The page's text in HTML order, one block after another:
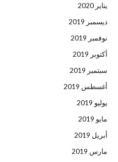
يناير 2020
ديسمبر 2019
نوفمبر 2019
أكتوبر 2019
سبتمبر 2019
أغسطس 2019
يوليو 2019
مايو 2019
أبريل 2019
مارس 2019